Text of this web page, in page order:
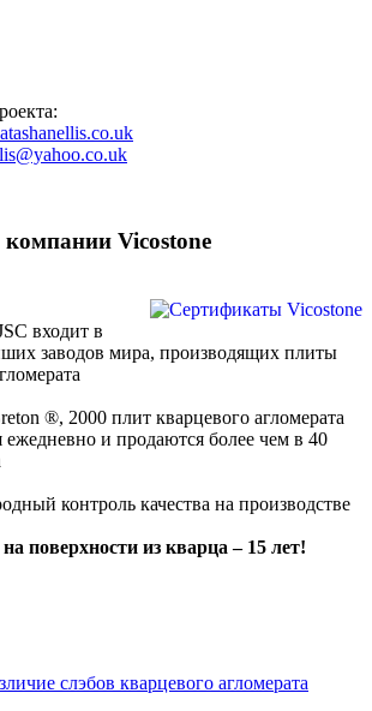
Vicostone
входит в
заводов мира, производящих плиты
®, 2000 плит кварцевого агломерата
ежедневно и продаются более чем в 40
контроль качества на производстве
поверхности из кварца – 15 лет!
слэбов кварцевого агломерата